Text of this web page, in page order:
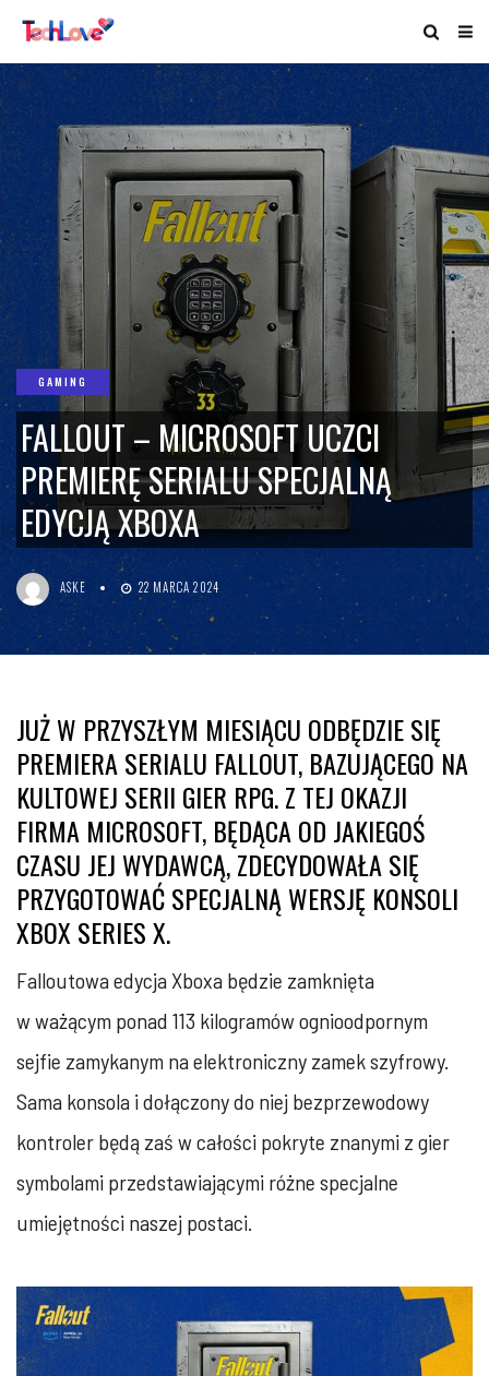
GAMING
FALLOUT – MICROSOFT UCZCI
PREMIERĘ SERIALU SPECJALNĄ
EDYCJĄ XBOXA
ASKE 22 MARCA 2024
JUŻ W PRZYSZŁYM MIESIĄCU ODBĘDZIE SIĘ
PREMIERA SERIALU FALLOUT, BAZUJĄCEGO NA
KULTOWEJ SERII GIER RPG. Z TEJ OKAZJI
FIRMA MICROSOFT, BĘDĄCA OD JAKIEGOŚ
CZASU JEJ WYDAWCĄ, ZDECYDOWAŁA SIĘ
PRZYGOTOWAĆ SPECJALNĄ WERSJĘ KONSOLI
XBOX SERIES X.
Falloutowa edycja Xboxa będzie zamknięta
w ważącym ponad 113 kilogramów ognioodpornym
sejfie zamykanym na elektroniczny zamek szyfrowy.
Sama konsola i dołączony do niej bezprzewodowy
kontroler będą zaś w całości pokryte znanymi z gier
symbolami przedstawiającymi różne specjalne
umiejętności naszej postaci.